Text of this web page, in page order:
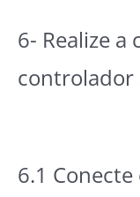
6- Realize
controlador
6.1